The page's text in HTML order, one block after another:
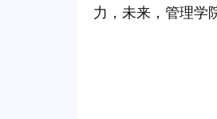
力，未来，管理学